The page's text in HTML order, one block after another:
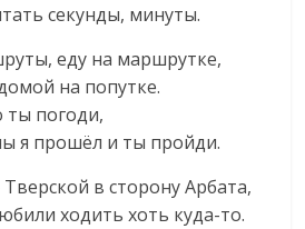
секунды, минуты.
еду на маршрутке,
на попутке.
ты погоди,
я прошёл и ты пройди.
в сторону Арбата,
ходить хоть куда-то.